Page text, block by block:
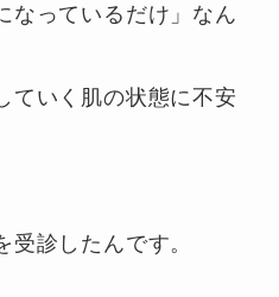
なっているだけ」なん
ていく肌の状態に不安
診したんです。